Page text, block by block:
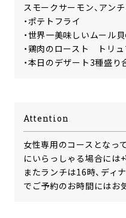
スモークサーモン、アン
・ポテトフライ
・世界一美味しいムール
・鶏肉のロースト トリュ
・本日のデザート3種盛り
Attention
女性専用のコースとなっ
にいらっしゃる場合には
またランチは16時、ディ
でご予約のお時間にはお